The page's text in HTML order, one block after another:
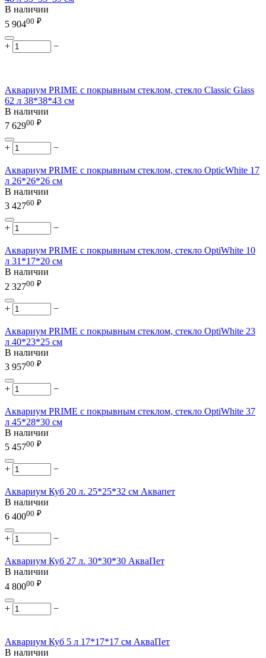
В наличии
5 90400 ₽
+ −
Аквариум PRIME с покрывным стеклом, стекло Classic Glass
62 л 38*38*43 см
В наличии
7 62900 ₽
+ −
Аквариум PRIME с покрывным стеклом, стекло OpticWhite 17
л 26*26*26 см
В наличии
3 42760 ₽
+ −
Аквариум PRIME с покрывным стеклом, стекло OptiWhite 10
л 31*17*20 см
В наличии
2 32700 ₽
+ −
Аквариум PRIME с покрывным стеклом, стекло OptiWhite 23
л 40*23*25 см
В наличии
3 95700 ₽
+ −
Аквариум PRIME с покрывным стеклом, стекло OptiWhite 37
л 45*28*30 см
В наличии
5 45700 ₽
+ −
Аквариум Куб 20 л. 25*25*32 см Аквапет
В наличии
6 40000 ₽
+ −
Аквариум Куб 27 л. 30*30*30 АкваПет
В наличии
4 80000 ₽
+ −
Аквариум Куб 5 л 17*17*17 см АкваПет
В наличии